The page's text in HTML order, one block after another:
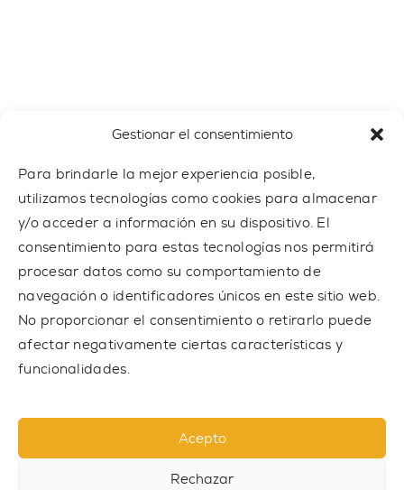
Gestionar el consentimiento
Para brindarle la mejor experiencia posible,
utilizamos tecnologías como cookies para almacenar
y/o acceder a información en su dispositivo. El
consentimiento para estas tecnologías nos permitirá
procesar datos como su comportamiento de
navegación o identificadores únicos en este sitio web.
No proporcionar el consentimiento o retirarlo puede
afectar negativamente ciertas características y
funcionalidades.
Acepto
Rechazar